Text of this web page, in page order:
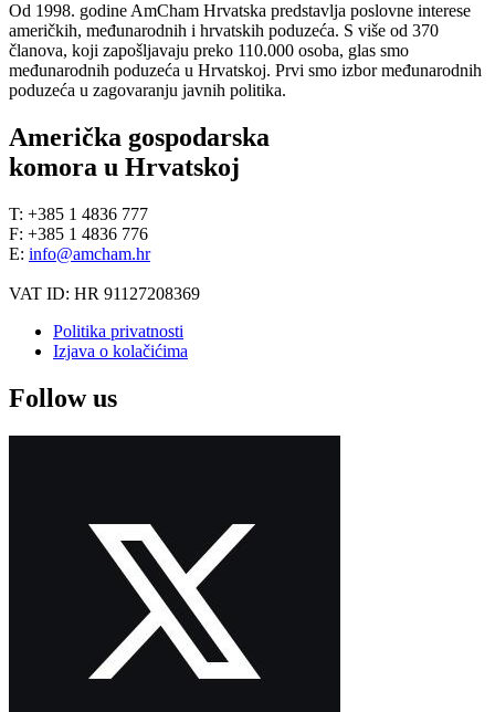
Od 1998. godine AmCham Hrvatska predstavlja poslovne interese
američkih, međunarodnih i hrvatskih poduzeća. S više od 370
članova, koji zapošljavaju preko 110.000 osoba, glas smo
međunarodnih poduzeća u Hrvatskoj. Prvi smo izbor međunarodnih
poduzeća u zagovaranju javnih politika.
Američka gospodarska
komora u Hrvatskoj
T: +385 1 4836 777
F: +385 1 4836 776
E: info@amcham.hr
VAT ID: HR 91127208369
Politika privatnosti
Izjava o kolačićima
Follow us